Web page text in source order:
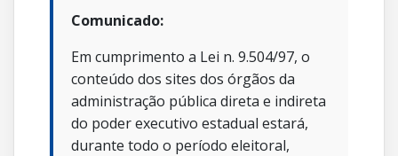
Comunicado:
Em cumprimento a Lei n. 9.504/97, o
conteúdo dos sites dos órgãos da
administração pública direta e indireta
do poder executivo estadual estará,
durante todo o período eleitoral,